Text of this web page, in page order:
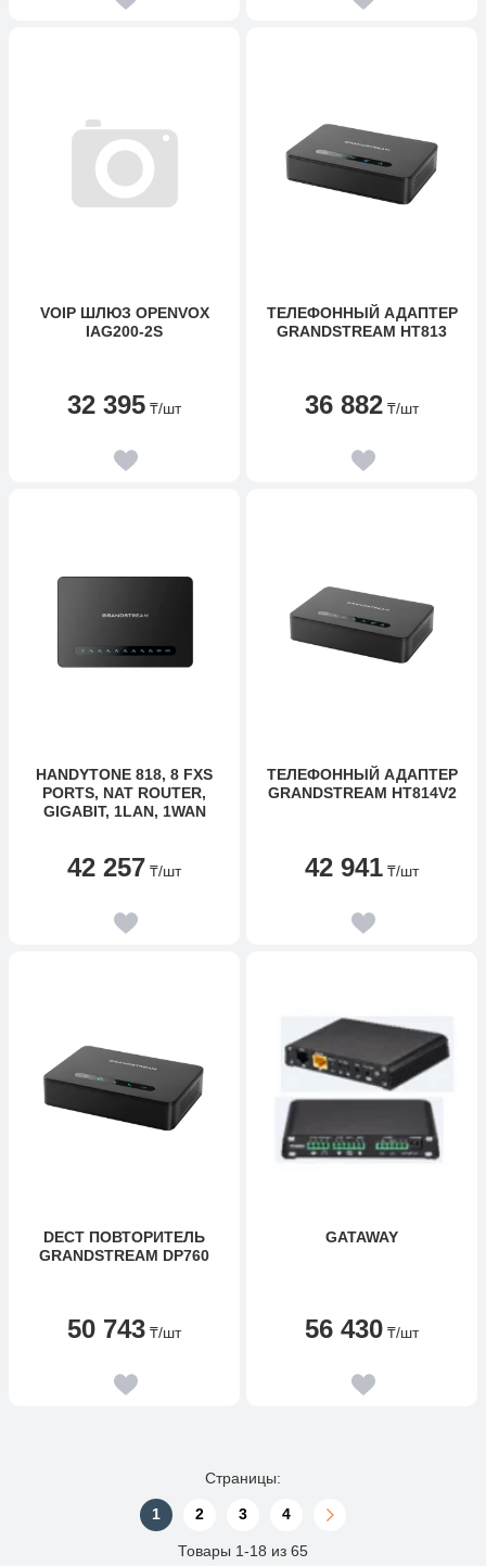
VOIP ШЛЮЗ OPENVOX
IAG200-2S
32 395 ₸/шт
ТЕЛЕФОННЫЙ АДАПТЕР
GRANDSTREAM HT813
36 882 ₸/шт
HANDYTONE 818, 8 FXS
PORTS, NAT ROUTER,
GIGABIT, 1LAN, 1WAN
42 257 ₸/шт
ТЕЛЕФОННЫЙ АДАПТЕР
GRANDSTREAM HT814V2
42 941 ₸/шт
DECT ПОВТОРИТЕЛЬ
GRANDSTREAM DP760
50 743 ₸/шт
GATAWAY
56 430 ₸/шт
Страницы:
1 2 3 4
Товары 1-18 из 65